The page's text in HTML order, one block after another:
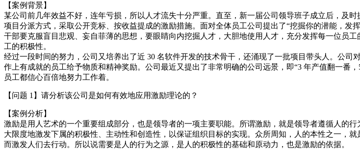
【案例背景】
某公司前几年效益不好，连年亏损，所以人才流失十分严重。直至，新一届公司领导班子成立后，及
项目分派方式，采取公开竞标、按收益提成的激励措施。面对全体员工公司提出了“挖掘你的潜能，
干部要克服盲目悲观、妄自菲薄的思想，要眼睛向内挖掘人才，大胆地使用人才，充分发挥每一位员
工的积极性。
经过一段时间的努力，公司又培养出了近 30 名软件开发的技术骨干，还涌现了一批项目带头人。公
作上有成就的员工给予物质和精神奖励。公司最近又提出了非常明确的公司远景，即“3 年产值翻一番
员工都信心百倍地努力工作着。
【问题 1】请分析该公司是如何有效地应用激励理论的？
【案例分析】
激励是用人艺术的一个重要组成部分，也是领导者的一项主要职能。所谓激励，就是领导者遵循人的
大限度地激发下属的积极性、主动性和创造性，以保证组织目标的实现。众所周知，人的本性之一，
而激发人们去行动。所以说需要是人的行为之源，是人的积极性的基础和原动力，也是激励的依据。